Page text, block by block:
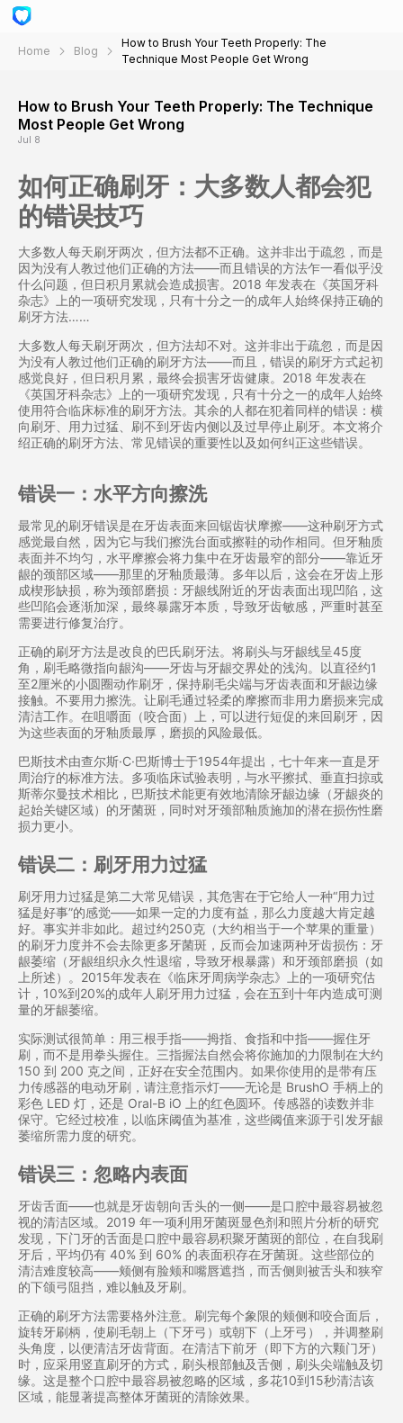
Home Blog
How to Brush Your Teeth Properly: The
Technique Most People Get Wrong
How to Brush Your Teeth Properly: The Technique
Most People Get Wrong
Jul 8
如何正确刷牙：大多数人都会犯
的错误技巧
大多数人每天刷牙两次，但方法都不正确。这并非出于疏忽，而是
因为没有人教过他们正确的方法——而且错误的方法乍一看似乎没
什么问题，但日积月累就会造成损害。2018 年发表在《英国牙科
杂志》上的一项研究发现，只有十分之一的成年人始终保持正确的
刷牙方法……
大多数人每天刷牙两次，但方法却不对。这并非出于疏忽，而是因
为没有人教过他们正确的刷牙方法——而且，错误的刷牙方式起初
感觉良好，但日积月累，最终会损害牙齿健康。2018 年发表在
《英国牙科杂志》上的一项研究发现，只有十分之一的成年人始终
使用符合临床标准的刷牙方法。其余的人都在犯着同样的错误：横
向刷牙、用力过猛、刷不到牙齿内侧以及过早停止刷牙。本文将介
绍正确的刷牙方法、常见错误的重要性以及如何纠正这些错误。
错误一：水平方向擦洗
最常见的刷牙错误是在牙齿表面来回锯齿状摩擦——这种刷牙方式
感觉最自然，因为它与我们擦洗台面或擦鞋的动作相同。但牙釉质
表面并不均匀，水平摩擦会将力集中在牙齿最窄的部分——靠近牙
龈的颈部区域——那里的牙釉质最薄。多年以后，这会在牙齿上形
成楔形缺损，称为颈部磨损：牙龈线附近的牙齿表面出现凹陷，这
些凹陷会逐渐加深，最终暴露牙本质，导致牙齿敏感，严重时甚至
需要进行修复治疗。
正确的刷牙方法是改良的巴氏刷牙法。将刷头与牙龈线呈45度
角，刷毛略微指向龈沟——牙齿与牙龈交界处的浅沟。以直径约1
至2厘米的小圆圈动作刷牙，保持刷毛尖端与牙齿表面和牙龈边缘
接触。不要用力擦洗。让刷毛通过轻柔的摩擦而非用力磨损来完成
清洁工作。在咀嚼面（咬合面）上，可以进行短促的来回刷牙，因
为这些表面的牙釉质最厚，磨损的风险最低。
巴斯技术由查尔斯·C·巴斯博士于1954年提出，七十年来一直是牙
周治疗的标准方法。多项临床试验表明，与水平擦拭、垂直扫掠或
斯蒂尔曼技术相比，巴斯技术能更有效地清除牙龈边缘（牙龈炎的
起始关键区域）的牙菌斑，同时对牙颈部釉质施加的潜在损伤性磨
损力更小。
错误二：刷牙用力过猛
刷牙用力过猛是第二大常见错误，其危害在于它给人一种“用力过
猛是好事”的感觉——如果一定的力度有益，那么力度越大肯定越
好。事实并非如此。超过约250克（大约相当于一个苹果的重量）
的刷牙力度并不会去除更多牙菌斑，反而会加速两种牙齿损伤：牙
龈萎缩（牙龈组织永久性退缩，导致牙根暴露）和牙颈部磨损（如
上所述）。2015年发表在《临床牙周病学杂志》上的一项研究估
计，10%到20%的成年人刷牙用力过猛，会在五到十年内造成可测
量的牙龈萎缩。
实际测试很简单：用三根手指——拇指、食指和中指——握住牙
刷，而不是用拳头握住。三指握法自然会将你施加的力限制在大约
150 到 200 克之间，正好在安全范围内。如果你使用的是带有压
力传感器的电动牙刷，请注意指示灯——无论是 BrushO 手柄上的
彩色 LED 灯，还是 Oral-B iO 上的红色圆环。传感器的读数并非
保守。它经过校准，以临床阈值为基准，这些阈值来源于引发牙龈
萎缩所需力度的研究。
错误三：忽略内表面
牙齿舌面——也就是牙齿朝向舌头的一侧——是口腔中最容易被忽
视的清洁区域。2019 年一项利用牙菌斑显色剂和照片分析的研究
发现，下门牙的舌面是口腔中最容易积聚牙菌斑的部位，在自我刷
牙后，平均仍有 40% 到 60% 的表面积存在牙菌斑。这些部位的
清洁难度较高——颊侧有脸颊和嘴唇遮挡，而舌侧则被舌头和狭窄
的下颌弓阻挡，难以触及牙刷。
正确的刷牙方法需要格外注意。刷完每个象限的颊侧和咬合面后，
旋转牙刷柄，使刷毛朝上（下牙弓）或朝下（上牙弓），并调整刷
头角度，以便清洁牙齿背面。在清洁下前牙（即下方的六颗门牙）
时，应采用竖直刷牙的方式，刷头根部触及舌侧，刷头尖端触及切
缘。这是整个口腔中最容易被忽略的区域，多花10到15秒清洁该
区域，能显著提高整体牙菌斑的清除效果。